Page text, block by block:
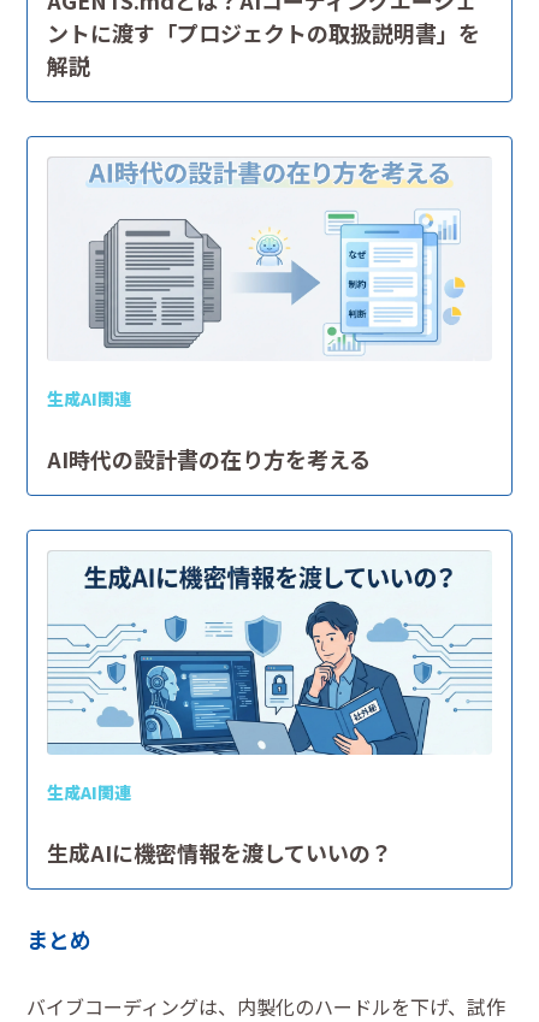
ントに渡す「プロジェクトの取扱説明書」を
解説
生成AI関連
AI時代の設計書の在り方を考える
生成AI関連
生成AIに機密情報を渡していいの？
まとめ
バイブコーディングは、内製化のハードルを下げ、試作